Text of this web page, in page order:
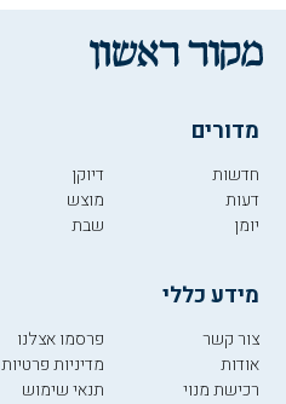
מדורים
חדשות
דעות
יומן
דיוקן
מוצש
שבת
מידע כללי
צור קשר
אודות
רכישת מנוי
פרסמו אצלנו
מדיניות פרטיות
תנאי שימוש